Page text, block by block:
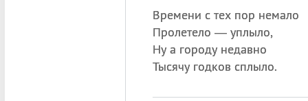
Времени с тех пор немало
Пролетело — уплыло,
Ну а городу недавно
Тысячу годков сплыло.